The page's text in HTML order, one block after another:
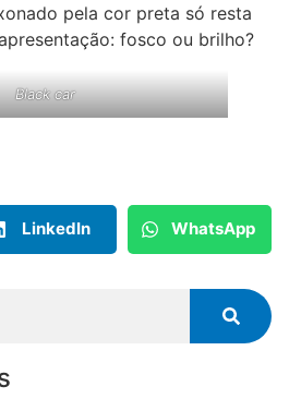
pela cor preta só resta
fosco ou brilho?
Black car
LinkedIn WhatsApp